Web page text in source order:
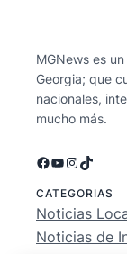
MGNews es
Georgia; que
nacionales,
mucho más.
Facebook
YouTube
Instagram
TikTok
CATEGORIAS
Noticias
Noticias de